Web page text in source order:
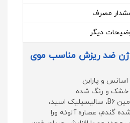
مصرف
دیگر
ضد ریزش مناسب موی
اسانس و پارابن
خشک و رنگ شده
(ویتامین B3)، ویتامین B6، سالیسیلیک اسید،
گندم، عصاره آلوئه ورا